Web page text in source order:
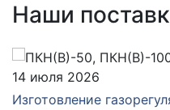
Наши
14 июля 2026
Изготовление